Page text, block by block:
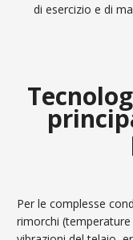
di esercizio e di
Per le complesse
rimorchi